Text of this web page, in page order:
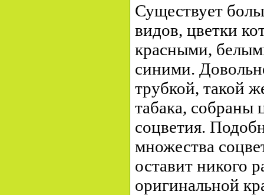
Существует
видов, цветки
красными,
синими.
трубкой, такой
табака, собраны
соцветия.
множества
оставит никого
оригинальной